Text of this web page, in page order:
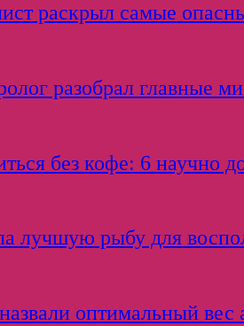
раскрыл самые
разобрал главные
без кофе: 6 научно
лучшую рыбу для
оптимальный вес